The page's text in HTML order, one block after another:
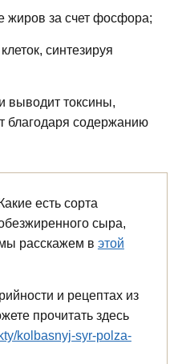
жиров за счет фосфора;
синтезируя
выводит токсины,
благодаря содержанию
Какие есть сорта
сыра,
расскажем в этой
и рецептах из
прочитать здесь
kolbasnyj-syr-polza-